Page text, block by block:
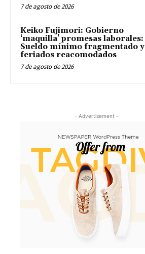
7 de agosto de 2026
Keiko Fujimori: Gobierno
‘maquilla’ promesas laborales:
Sueldo mínimo fragmentado y
feriados reacomodados
7 de agosto de 2026
- Advertisement -